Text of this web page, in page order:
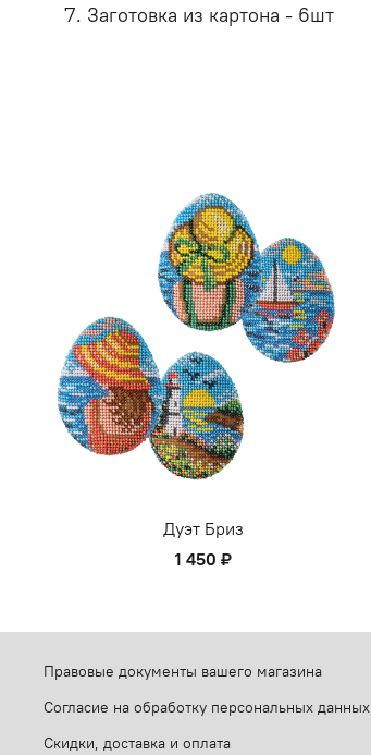
Заготовка из картона - 6шт
Дуэт Бриз
1 450 ₽
Правовые документы вашего магазина
Согласие на обработку персональных данных
Скидки, доставка и оплата